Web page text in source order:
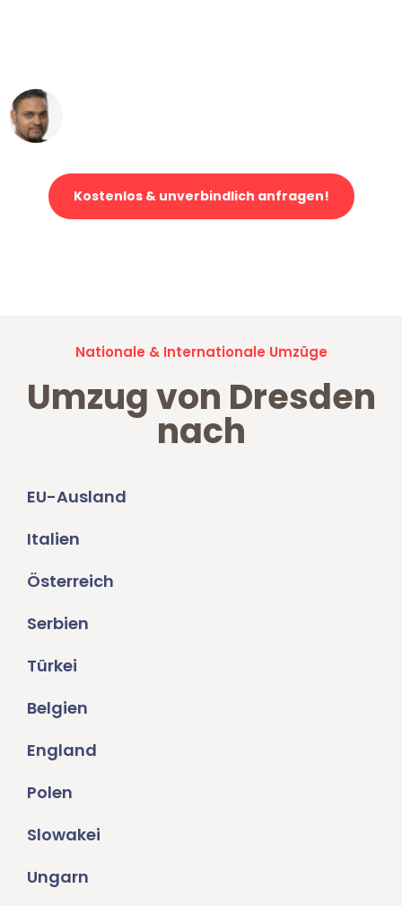
Kostenlos & unverbindlich anfragen!
Nationale & Internationale Umzüge
Umzug von Dresden
nach
EU-Ausland
Italien
Österreich
Serbien
Türkei
Belgien
England
Polen
Slowakei
Ungarn